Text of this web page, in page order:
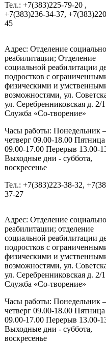
Тел.: +7(383)225-79-20 ,
+7(383)236-34-37,
45
Адрес: Отделение
реабилитации; Отделение
социальной реабилитации
подростков с
физическими и
возможностями, ул.
ул. Серебренниковская д. 2/1
Служба «Со-творение»
Часы работы: Понедельник –
четверг 09.00-18.00 Пятница
09.00-17.00 Перерыв 13.00-
Выходные дни - суббота,
воскресенье
Тел.: +7(383)223-38-32,
37-27
Адрес: Отделение
реабилитации; отделение
социальной реабилитации
подростков с
физическими и
возможностями, ул.
ул. Серебренниковская д. 2/1
Служба «Со-творение»
Часы работы: Понедельник –
четверг 09.00-18.00 Пятница
09.00-17.00 Перерыв 13.00-
Выходные дни - суббота,
воскресенье